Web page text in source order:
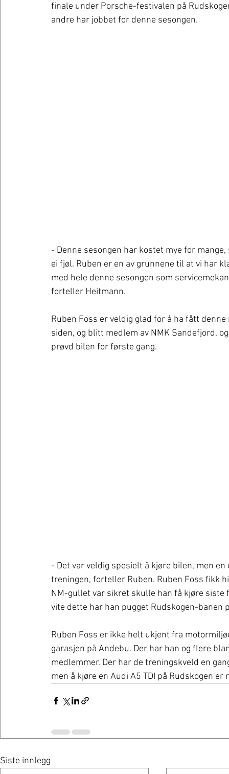
finale under Porsche-festivalen på
andre har jobbet for denne sesongen.
- Denne sesongen har kostet mye for
ei fjøl. Ruben er en av grunnene til at vi har
med hele denne sesongen som
forteller Heitmann.
Ruben Foss er veldig glad for å ha fått
siden, og blitt medlem av NMK Sandefjord,
prøvd bilen for første gang.
- Det var veldig spesielt å kjøre bilen, men
treningen, forteller Ruben. Ruben Foss fikk
NM-gullet var sikret skulle han få kjøre
vite dette har han pugget Rudskogen-banen
Ruben Foss er ikke helt ukjent fra
garasjen på Andebu. Der har han og flere
medlemmer. Der har de treningskveld en
men å kjøre en Audi A5 TDI på Rudskogen
Siste innlegg